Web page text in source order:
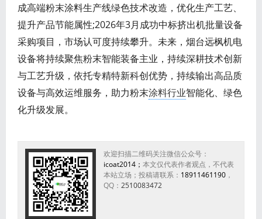
成高端粉末涂料生产线绿色技术改造，优化生产工艺、
提升产品节能属性;2026年3月成功中标挤出机批量设备
采购项目，市场认可度持续攀升。未来，烟台远枫机电
设备将持续聚焦粉末智能装备主业，持续深耕技术创新
与工艺升级，依托专精特新科创优势，持续输出高品质
设备与高效运维服务，助力粉末涂料行业智能化、绿色
化升级发展。
欢迎扫描二维码关注微信公众号：
icoat2014； 本文仅代表作者观点，不代表
本站立场；投稿请联系： 18911461190，
QQ： 2510083472